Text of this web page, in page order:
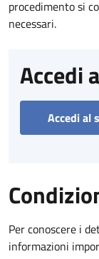
procedimento si
necessari.
Accedi
Accedi al
Per conoscere i
informazioni